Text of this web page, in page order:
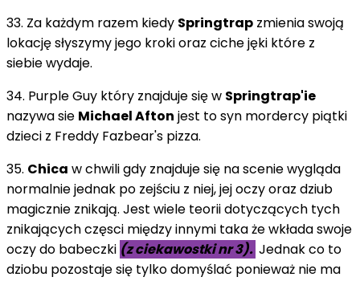
33. Za każdym razem kiedy Springtrap zmienia swoją
lokację słyszymy jego kroki oraz ciche jęki które z
siebie wydaje.
34. Purple Guy który znajduje się w Springtrap'ie
nazywa sie MichaelAfton jest to syn mordercy piątki
dzieci z Freddy Fazbear's pizza.
35. Chica w chwili gdy znajduje się na scenie wygląda
normalnie jednak po zejściu z niej, jej oczy oraz dziub
magicznie znikają. Jest wiele teorii dotyczących tych
znikających częsci między innymi taka że wkłada swoje
oczy do babeczki (z ciekawostki nr 3). Jednak co to
dziobu pozostaje się tylko domyślać ponieważ nie ma